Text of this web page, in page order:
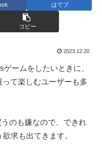
はてブ
コピー
2023.12.20
ームをしたいときに、
て楽しむユーザーも多
のも嫌なので、できれ
求も出てきます。